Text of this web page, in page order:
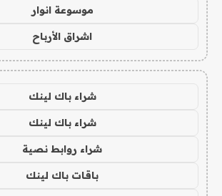
موسوعة انوار
اشراق الأرباح
شراء باك لينك
شراء باك لينك
شراء روابط نصية
باقات باك لينك